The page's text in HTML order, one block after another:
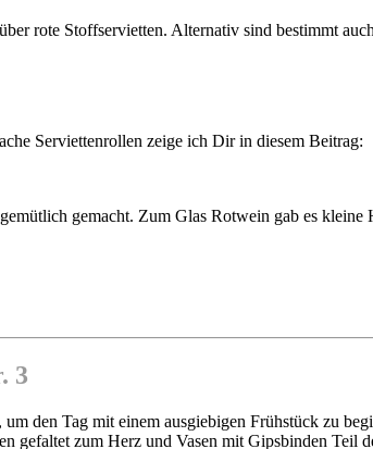
rote Stoffservietten. Alternativ sind bestimmt
Serviettenrollen zeige ich Dir in diesem Beitrag:
gemacht. Zum Glas Rotwein gab es
3
den Tag mit einem ausgiebigen Frühstück zu
gefaltet zum Herz und Vasen mit Gipsbinden Teil